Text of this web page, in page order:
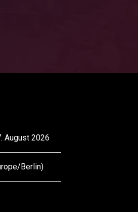
August 2026
Berlin)